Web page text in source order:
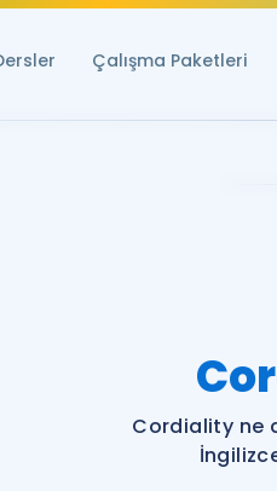
Çalışma Paketleri
Cordiality ne